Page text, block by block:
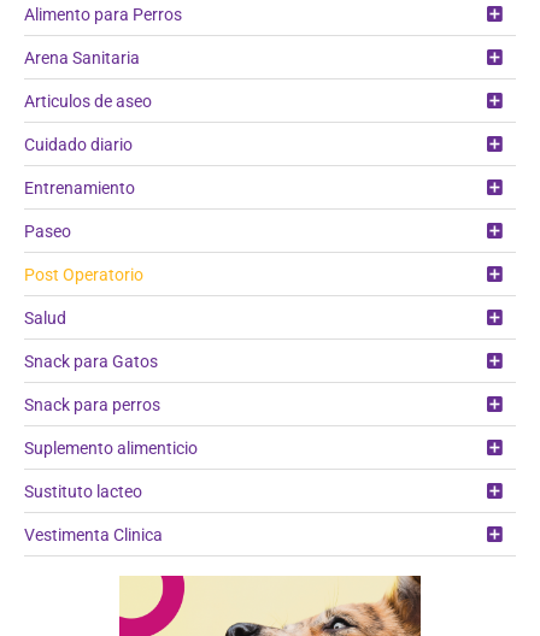
Alimento para Perros
Arena Sanitaria
Articulos de aseo
Cuidado diario
Entrenamiento
Paseo
Post Operatorio
Salud
Snack para Gatos
Snack para perros
Suplemento alimenticio
Sustituto lacteo
Vestimenta Clinica